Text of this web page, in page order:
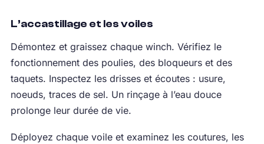
L’accastillage et les voiles
Démontez et graissez chaque winch. Vérifiez le
fonctionnement des poulies, des bloqueurs et des
taquets. Inspectez les drisses et écoutes : usure,
noeuds, traces de sel. Un rinçage à l’eau douce
prolonge leur durée de vie.
Déployez chaque voile et examinez les coutures, les